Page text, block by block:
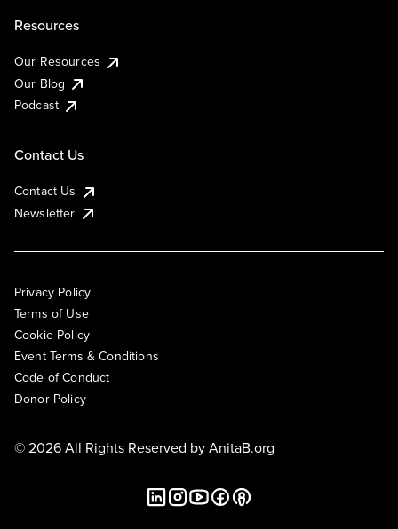
Resources
Our Resources
Our Blog
Podcast
Contact Us
Contact Us
Newsletter
Privacy Policy
Terms of Use
Cookie Policy
Event Terms & Conditions
Code of Conduct
Donor Policy
© 2026 All Rights Reserved byAnitaB.org